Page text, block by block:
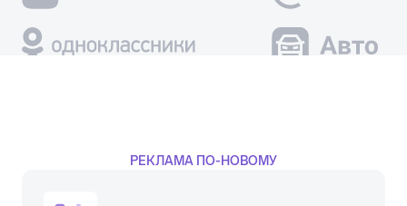
РЕКЛАМА ПО-НОВОМУ